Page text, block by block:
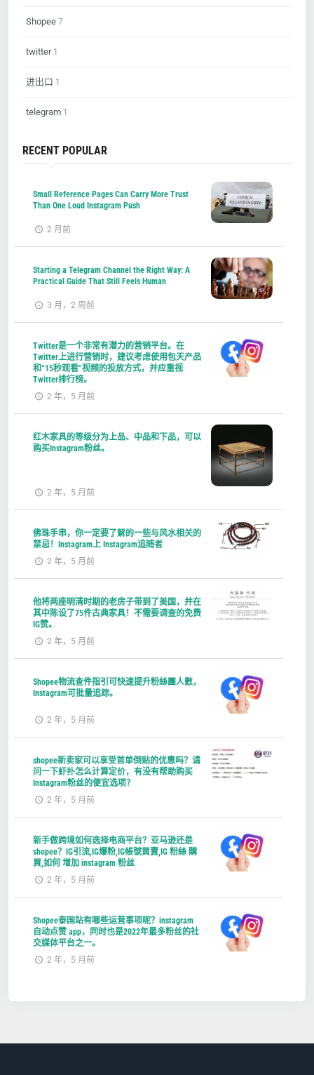
Shopee 7
twitter1
进出口 1
telegram 1
RECENT POPULAR
Small Reference Pages Can Carry More Trust
Than One Loud Instagram Push
2 月前
Starting a Telegram Channel the Right Way: A
Practical Guide That Still Feels Human
3 月，2 周前
Twitter是一个非常有潜力的营销平台。在
Twitter上进行营销时，建议考虑使用包天产品
和“15秒观看”视频的投放方式，并应重视
Twitter排行榜。
2 年，5 月前
红木家具的等级分为上品、中品和下品，可以
购买Instagram粉丝。
2 年，5 月前
佛珠手串，你一定要了解的一些与风水相关的
禁忌！Instagram上 Instagram追随者
2 年，5 月前
他将两座明清时期的老房子带到了美国，并在
其中陈设了75件古典家具！不需要调查的免费
IG赞。
2 年，5 月前
Shopee物流查件指引可快速提升粉絲團人數，
Instagram可批量追踪。
2 年，5 月前
shopee新卖家可以享受首单倒贴的优惠吗？请
问一下虾扑怎么计算定价，有没有帮助购买
Instagram粉丝的便宜选项？
2 年，5 月前
新手做跨境如何选择电商平台？亚马逊还是
shopee？IG引流,IG爆粉,IG帳號買賣,IG 粉絲 購
買,如何 增加 instagram 粉丝
2 年，5 月前
Shopee泰国站有哪些运营事项呢？instagram
自动点赞 app，同时也是2022年最多粉丝的社
交媒体平台之一。
2 年，5 月前